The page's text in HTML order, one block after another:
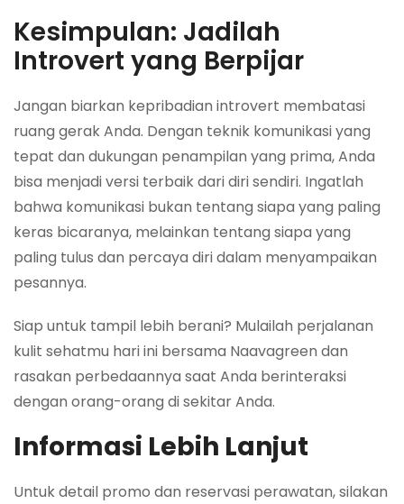
Kesimpulan: Jadilah
Introvert yang Berpijar
Jangan biarkan kepribadian introvert membatasi
ruang gerak Anda. Dengan teknik komunikasi yang
tepat dan dukungan penampilan yang prima, Anda
bisa menjadi versi terbaik dari diri sendiri. Ingatlah
bahwa komunikasi bukan tentang siapa yang paling
keras bicaranya, melainkan tentang siapa yang
paling tulus dan percaya diri dalam menyampaikan
pesannya.
Siap untuk tampil lebih berani? Mulailah perjalanan
kulit sehatmu hari ini bersama Naavagreen dan
rasakan perbedaannya saat Anda berinteraksi
dengan orang-orang di sekitar Anda.
Informasi Lebih Lanjut
Untuk detail promo dan reservasi perawatan, silakan